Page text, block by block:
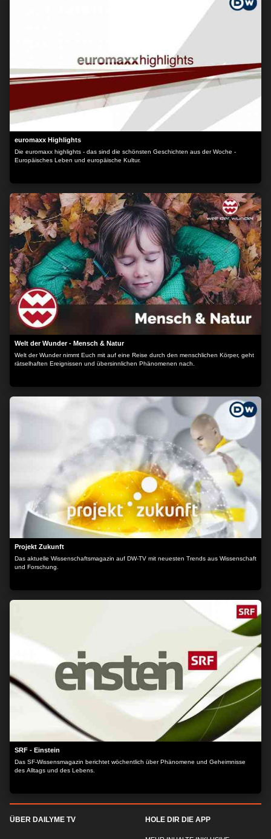
euromaxx Highlights
Die euromaxx highlights - das sind die schönsten Geschichten aus der Woche -
Europäisches Leben und europäische Kultur.
Welt der Wunder - Mensch & Natur
Welt der Wunder nimmt Euch mit auf eine Reise durch den menschlichen Körper, geht
rätselhaften Ereignissen und übersinnlichen Phänomenen nach.
Projekt Zukunft
Das aktuelle Wissenschaftsmagazin auf DW-TV mit neuesten Trends aus Wissenschaft
und Forschung.
SRF - Einstein
Das SF-Wissensmagazin berichtet wöchentlich über Phänomene und Geheimnisse
des Alltags und des Lebens.
ÜBER DAILYME TV HOLE DIR DIE APP